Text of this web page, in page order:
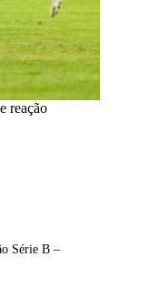
reação
Série B –